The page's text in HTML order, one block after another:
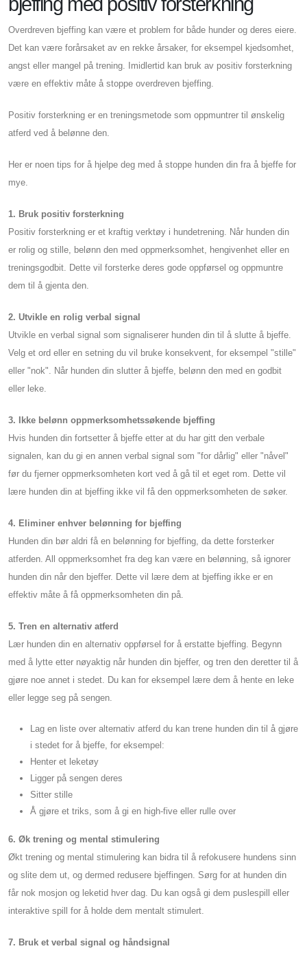
Overdreven bjeffing kan være et problem for både hunder og deres eiere.
Det kan være forårsaket av en rekke årsaker, for eksempel kjedsomhet,
angst eller mangel på trening. Imidlertid kan bruk av positiv forsterkning
være en effektiv måte å stoppe overdreven bjeffing.
Positiv forsterkning er en treningsmetode som oppmuntrer til ønskelig
atferd ved å belønne den.
Her er noen tips for å hjelpe deg med å stoppe hunden din fra å bjeffe for
mye.
1. Bruk positiv forsterkning
Positiv forsterkning er et kraftig verktøy i hundetrening. Når hunden din
er rolig og stille, belønn den med oppmerksomhet, hengivenhet eller en
treningsgodbit. Dette vil forsterke deres gode oppførsel og oppmuntre
dem til å gjenta den.
2. Utvikle en rolig verbal signal
Utvikle en verbal signal som signaliserer hunden din til å slutte å bjeffe.
Velg et ord eller en setning du vil bruke konsekvent, for eksempel "stille"
eller "nok". Når hunden din slutter å bjeffe, belønn den med en godbit
eller leke.
3. Ikke belønn oppmerksomhetssøkende bjeffing
Hvis hunden din fortsetter å bjeffe etter at du har gitt den verbale
signalen, kan du gi en annen verbal signal som "for dårlig" eller "nåvel"
før du fjerner oppmerksomheten kort ved å gå til et eget rom. Dette vil
lære hunden din at bjeffing ikke vil få den oppmerksomheten de søker.
4. Eliminer enhver belønning for bjeffing
Hunden din bør aldri få en belønning for bjeffing, da dette forsterker
atferden. All oppmerksomhet fra deg kan være en belønning, så ignorer
hunden din når den bjeffer. Dette vil lære dem at bjeffing ikke er en
effektiv måte å få oppmerksomheten din på.
5. Tren en alternativ atferd
Lær hunden din en alternativ oppførsel for å erstatte bjeffing. Begynn
med å lytte etter nøyaktig når hunden din bjeffer, og tren den deretter til å
gjøre noe annet i stedet. Du kan for eksempel lære dem å hente en leke
eller legge seg på sengen.
Lag en liste over alternativ atferd du kan trene hunden din til å gjøre
i stedet for å bjeffe, for eksempel:
Henter et leketøy
Ligger på sengen deres
Sitter stille
Å gjøre et triks, som å gi en high-five eller rulle over
6. Øk trening og mental stimulering
Økt trening og mental stimulering kan bidra til å refokusere hundens sinn
og slite dem ut, og dermed redusere bjeffingen. Sørg for at hunden din
får nok mosjon og leketid hver dag. Du kan også gi dem puslespill eller
interaktive spill for å holde dem mentalt stimulert.
7. Bruk et verbal signal og håndsignal